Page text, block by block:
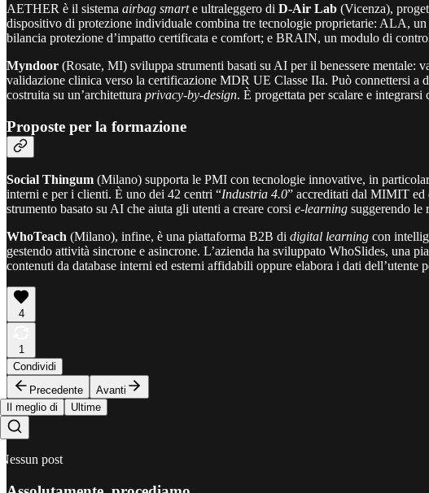
AETHER è il sistema airbag smarte ultraleggero di D-Air Lab (Vicenza),
dispositivo di protezione individuale combina tre tecnologie proprietarie: ALA,
bilancia protezione d’impatto certificata e comfort; e BRAIN, un modulo di
Myndoor (Rosate, MI) sviluppa strumenti basati su AI per il benessere mentale:
validazione clinica verso la certificazione MDR UE Classe IIa. Può connettersi a
costruita su un’architettura privacy-by-design. È progettata per scalare e
Proposte per la formazione
Social Thingum (Milano) supporta le PMI con tecnologie innovative, in
interni e per i clienti. È uno dei 42 centri “Industria 4.0” accreditati dal MIMIT ed
strumento basato su AI che aiuta gli utenti a creare corsi e-learning suggerendo le
WhoTeach (Milano), infine, è una piattaforma B2B di digital learning con
gestendo attività sincrone e asincrone. L’azienda ha sviluppato WhoSlides, una
contenuti da database interni ed esterni affidabili oppure elabora i dati dell’utente
4
1
Condividi
Precedente
Avanti
Il meglio di
Ultime
Nessun post